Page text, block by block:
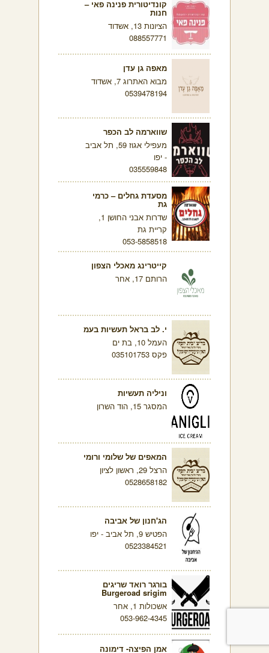
קונדיטורית פנינה פאי –
חנות
הציונות 13, אשדוד
088557771
מאפה גן עדן
מבוא האתרוג 7, אשדוד
0539478194
שווארמה לב הכפר
מעפילי אגוז 59, תל אביב
- יפו
035559848
מסעדת גחלים – כרמי
גת
שדרות אבני החושן 1,
קריית גת
053-5858518
קייטרינג מאכלי הצפון
הרותם 17, אחר
י. לב בראל תעשיות בעמ
העמל 10, בת ים
פקס 035101753
וניליה תעשיות
המסגר 15, הוד השרון
המאפים של שלומי ורומי
הרצל 29, ראשון לציון
0528658182
הג'חנון של אביבה
הפטיש 9, תל אביב - יפו
0523384521
בורגר רואד שריגים
Burgeroad srigim
אשכולות 1, אחר
053-962-4345
אמן הפיצה- דימונה